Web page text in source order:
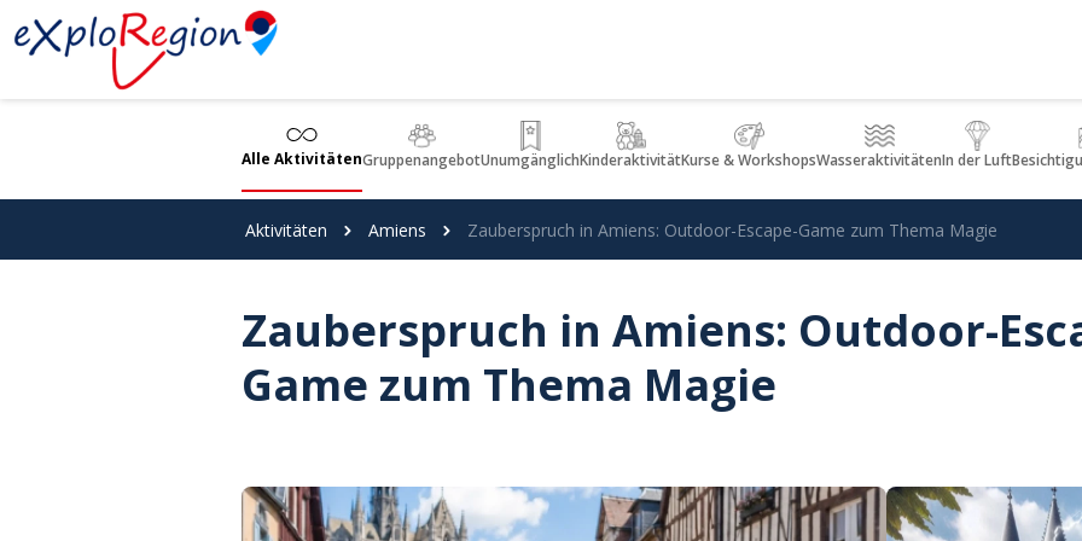
Cookie-Einstellungen
Alle AktivitätenGruppenangebotUnumgänglichKinderaktivitätKurse & WorkshopsWasseraktivitätenIn der Luft
Aktivitäten Amiens Zauberspruch in Amiens: Outdoor-Escape-Game zum Thema Magie
Zauberspruch in Amiens: Outdoor-
Game zum Thema Magie